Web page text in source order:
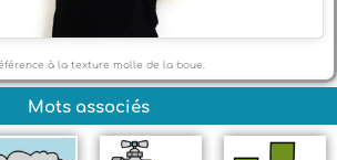
à la texture molle de la boue.
Mots associés